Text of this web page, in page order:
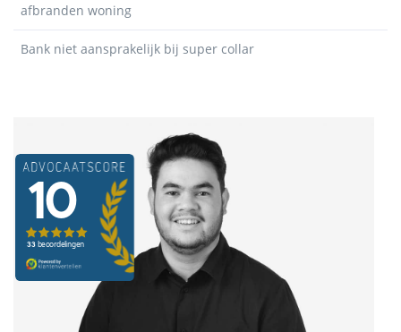
afbranden woning
Bank niet aansprakelijk bij super collar